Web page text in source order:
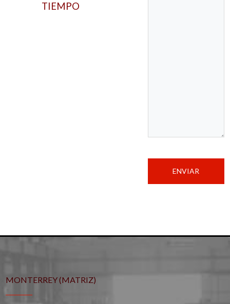
TIEMPO
MONTERREY (MATRIZ)